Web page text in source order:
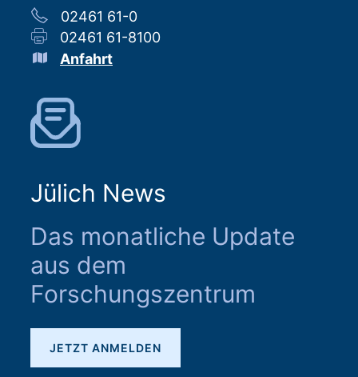
02461 61-0
02461 61-8100
Anfahrt
Jülich News
Das monatliche Update
aus dem
Forschungszentrum
JETZT ANMELDEN